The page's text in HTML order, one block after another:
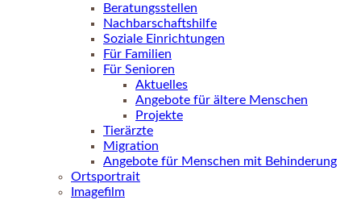
Beratungsstellen
Nachbarschaftshilfe
Soziale Einrichtungen
Für Familien
Für Senioren
Aktuelles
Angebote für ältere Menschen
Projekte
Tierärzte
Migration
Angebote für Menschen mit Behinderung
Ortsportrait
Imagefilm